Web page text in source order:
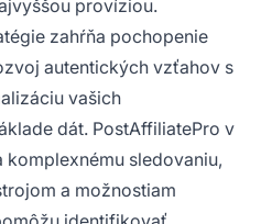
províziou.
zahŕňa pochopenie
autentických vzťahov s
vašich
dát. PostAffiliatePro v
sledovaniu,
a možnostiam